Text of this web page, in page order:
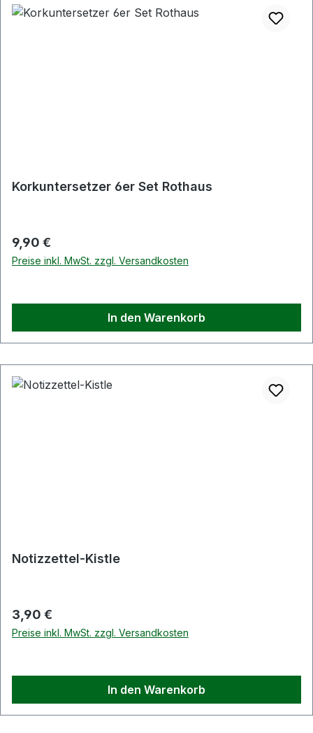
Korkuntersetzer 6er Set Rothaus
Regulärer Preis:
9,90 €
Preise inkl. MwSt. zzgl. Versandkosten
In den Warenkorb
Notizzettel-Kistle
Regulärer Preis:
3,90 €
Preise inkl. MwSt. zzgl. Versandkosten
In den Warenkorb